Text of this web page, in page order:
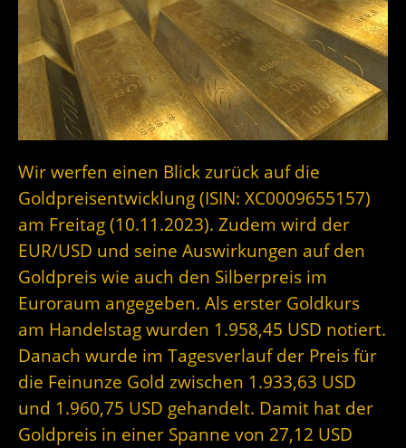
Wir werfen einen Blick zurück auf die
Goldpreisentwicklung (ISIN: XC0009655157)
am Freitag (10.11.2023). Zudem wird der
EUR/USD und seine Auswirkungen auf den
Goldpreis wie auch den Silberpreis im
Euroraum angegeben. Als erster Goldkurs
am Handelstag wurden 1.958,45 USD notiert.
Danach wurde im Tagesverlauf der Preis für
die Feinunze Gold zwischen 1.933,63 USD
und 1.960,75 USD gehandelt. Damit hat der
Goldpreis in einer Spanne von 27,12 USD